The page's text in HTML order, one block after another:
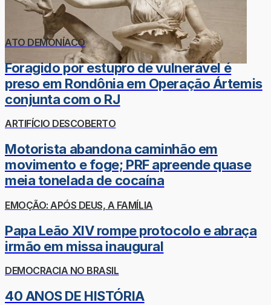
ATO DEMONÍACO
Foragido por estupro de vulnerável é
preso em Rondônia em Operação Ártemis
conjunta com o RJ
ARTIFÍCIO DESCOBERTO
Motorista abandona caminhão em
movimento e foge; PRF apreende quase
meia tonelada de cocaína
EMOÇÃO: APÓS DEUS, A FAMÍLIA
Papa Leão XIV rompe protocolo e abraça
irmão em missa inaugural
DEMOCRACIA NO BRASIL
40 ANOS DE HISTÓRIA